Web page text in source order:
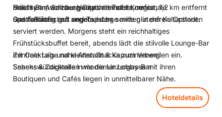
möchten. Auch der Hauptbahnhof ist nur ca. 1,2 km entfernt
und fußläufig gut angebunden.
Snack Bar, wo hausgemachte Toasts, regionale
Spezialitäten und vegetarische sowie glutenfreie Optionen
serviert werden. Morgens steht ein reichhaltiges
Frühstücksbuffet bereit, abends lädt die stilvolle Lounge-Bar
mit Cocktails und kleinen Snacks zum Verweilen ein.
Sehenswürdigkeiten wie die Linzergasse mit ihren
Boutiquen und Cafés liegen in unmittelbarer Nähe.
Holiday Inn Salzburg City verbindet Komfort,
Gastfreundschaft und Top-Lage mitten in der Kulturstadt.
Zentrale Lage nahe Altstadt & Kapuzinerberg
Snacks & Cocktails in moderner Lobby-Bar
Hoteldetails